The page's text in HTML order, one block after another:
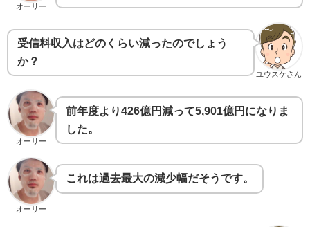
オーリー
ユウスケさん
受信料収入はどのくらい減ったのでしょう
か？
オーリー
前年度より426億円減って5,901億円になりま
した。
オーリー
これは過去最大の減少幅だそうです。